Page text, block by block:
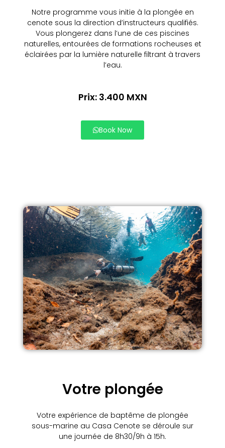
Notre programme vous initie à la plongée en
cenote sous la direction d’instructeurs qualifiés.
Vous plongerez dans l’une de ces piscines
naturelles, entourées de formations rocheuses et
éclairées par la lumière naturelle filtrant à travers
l’eau.
Prix: 3.400 MXN
Book Now
Votre plongée
Votre expérience de baptême de plongée
sous-marine au Casa Cenote se déroule sur
une journée de 8h30/9h à 15h.